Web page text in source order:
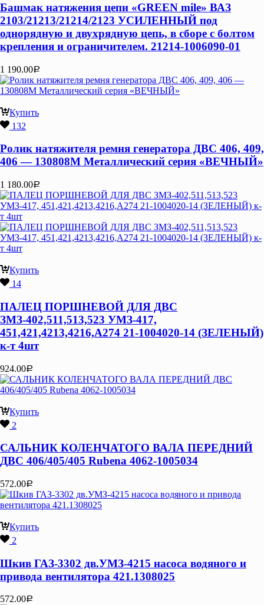
Башмак натяжения цепи «GREEN mile» ВАЗ
2103/21213/21214/2123 УСИЛЕННЫЙ под
однорядную и двухрядную цепь, в сборе с болтом
крепления и ограничителем. 21214-1006090-01
1 190.00Р
Купить
132
Ролик натяжителя ремня генератора ДВС 406, 409,
406 — 130808М Металлический серия «ВЕЧНЫЙ»
1 180.00Р
Купить
14
ПАЛЕЦ ПОРШНЕВОЙ ДЛЯ ДВС
ЗМЗ-402,511,513,523 УМЗ-417,
451,421,4213,4216,А274 21-1004020-14 (ЗЕЛЕНЫЙ)
к-т 4шт
924.00Р
Купить
2
САЛЬНИК КОЛЕНЧАТОГО ВАЛА ПЕРЕДНИЙ
ДВС 406/405/405 Rubena 4062-1005034
572.00Р
Купить
2
Шкив ГАЗ-3302 дв.УМЗ-4215 насоса водяного и
привода вентилятора 421.1308025
572.00Р